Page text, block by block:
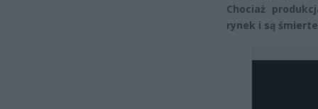
Chociaż
rynek i są